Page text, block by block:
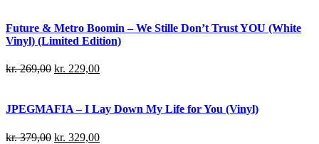
Future & Metro Boomin – We Stille Don’t Trust YOU (White
Vinyl) (Limited Edition)
kr.269,00 kr. 229,00
JPEGMAFIA – I Lay Down My Life for You (Vinyl)
kr.379,00 kr. 329,00